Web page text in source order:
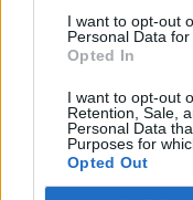
I want to opt-out
Personal Data for
Opted In
I want to opt-out
Retention, Sale,
Personal Data
Purposes for
Opted Out
vaizdas pribloškia
Žinios | Lietuvos diena
„Pagarba pirmajai
prisiminimais apie
Žinios | Lietuvos diena